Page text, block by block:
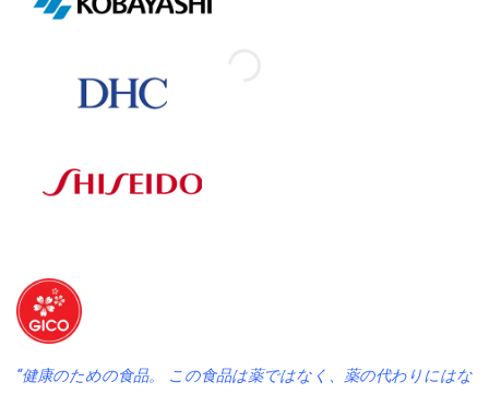
“健康のための食品。 この食品は薬ではなく、薬の代わりにはな